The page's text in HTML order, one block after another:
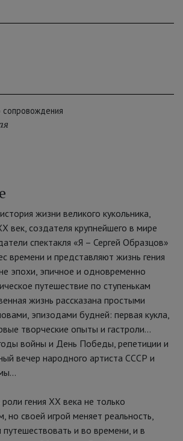
сопровождения
жизни великого кукольника,
век, создателя крупнейшего в мире
спектакля «Я – Сергей Образцов»
времени и представляют жизнь гения
эпохи, эпичное и одновременно
путешествие по ступенькам
жизнь рассказана простыми
эпизодами будней: первая кукла,
творческие опыты и гастроли…
войны и День Победы, репетиции и
вечер народного артиста СССР и
гения ХХ века не только
но своей игрой меняет реальность,
путешествовать и во времени, и в